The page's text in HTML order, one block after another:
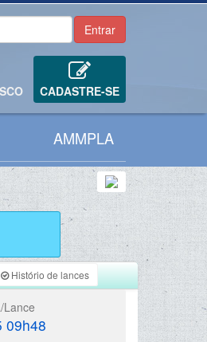
CADASTRE-SE
AMMPLA
Histório de lances
Lance
09h48